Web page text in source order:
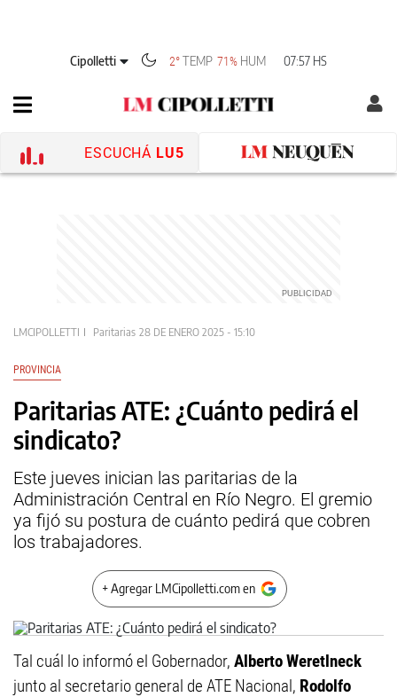
Cipolletti 2° TEMP 71% HUM 07:57 HS
ESCUCHÁ LU5
LMCIPOLLETTI Paritarias 28 DE ENERO 2025 - 15:10
PROVINCIA
Paritarias ATE: ¿Cuánto pedirá el
sindicato?
Este jueves inician las paritarias de la
Administración Central en Río Negro. El gremio
ya fijó su postura de cuánto pedirá que cobren
los trabajadores.
+ Agregar LMCipolletti.com en
Tal cuál lo informó el Gobernador, Alberto Weretlneck
junto al secretario general de ATE Nacional, Rodolfo